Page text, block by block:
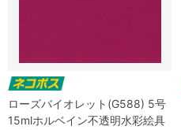
ローズバイオレット(G588) 5号
15mlホルベイン不透明水彩絵具